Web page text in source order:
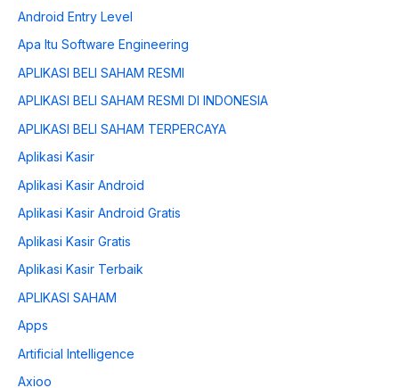
Android Entry Level
Apa Itu Software Engineering
APLIKASI BELI SAHAM RESMI
APLIKASI BELI SAHAM RESMI DI INDONESIA
APLIKASI BELI SAHAM TERPERCAYA
Aplikasi Kasir
Aplikasi Kasir Android
Aplikasi Kasir Android Gratis
Aplikasi Kasir Gratis
Aplikasi Kasir Terbaik
APLIKASI SAHAM
Apps
Artificial Intelligence
Axioo